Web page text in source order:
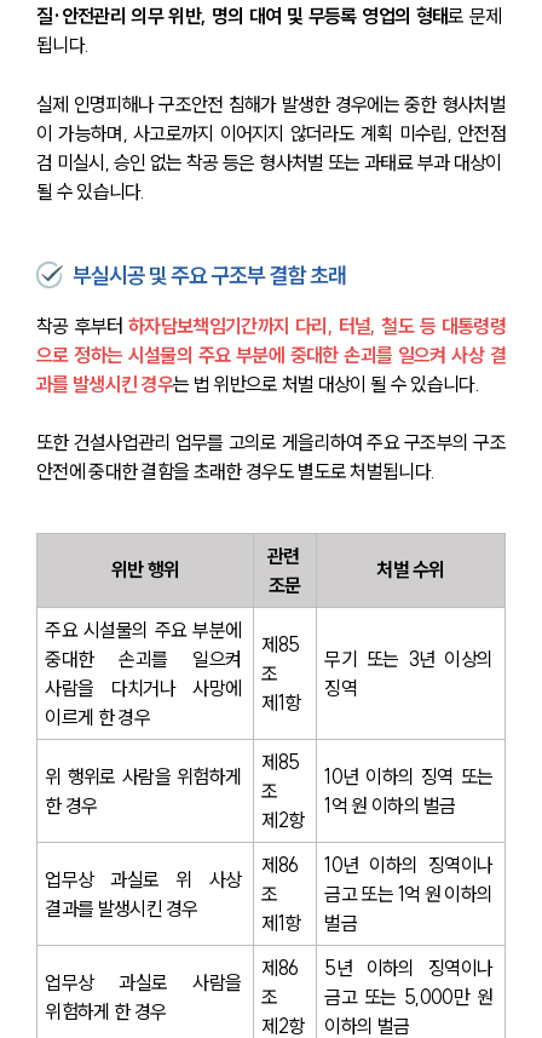
질·안전관리 의무 위반, 명의 대여 및 무등록 영업의 형태로 문제
됩니다.
실제 인명피해나 구조안전 침해가 발생한 경우에는 중한 형사처벌
이 가능하며, 사고로까지 이어지지 않더라도 계획 미수립, 안전점
검 미실시, 승인 없는 착공 등은 형사처벌 또는 과태료 부과 대상이
될 수 있습니다.
부실시공 및 주요 구조부 결함 초래
착공 후부터 하자담보책임기간까지 다리, 터널, 철도 등 대통령령
으로 정하는 시설물의 주요 부분에 중대한 손괴를 일으켜 사상 결
과를 발생시킨 경우는 법 위반으로 처벌 대상이 될 수 있습니다.
또한 건설사업관리 업무를 고의로 게을리하여 주요 구조부의 구조
안전에 중대한 결함을 초래한 경우도 별도로 처벌됩니다.
위반 행위
관련
조문
처벌 수위
주요 시설물의 주요 부분에
중대한 손괴를 일으켜
사람을 다치거나 사망에
이르게 한 경우
제85
조
제1항
무기 또는 3년 이상의
징역
위 행위로 사람을 위험하게
한 경우
제85
조
제2항
10년 이하의 징역 또는
1억 원 이하의 벌금
업무상 과실로 위 사상
결과를 발생시킨 경우
제86
조
제1항
10년 이하의 징역이나
금고 또는 1억 원 이하의
벌금
업무상 과실로 사람을
위험하게 한 경우
제86
조
제2항
5년 이하의 징역이나
금고 또는 5,000만 원
이하의 벌금